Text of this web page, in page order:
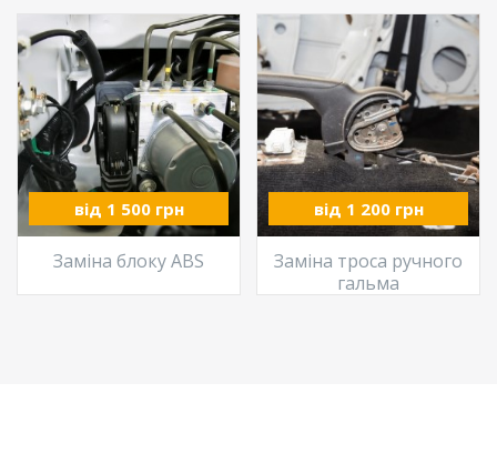
від 1 500 грн
Заміна блоку ABS
від 1 200 грн
Заміна троса ручного
гальма